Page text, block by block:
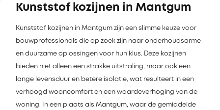
Kunststof kozijnen in Mantgum
Kunststof kozijnen in Mantgum zijn een slimme keuze voor
bouwprofessionals die op zoek zijn naar onderhoudsarme
en duurzame oplossingen voor hun klus. Deze kozijnen
bieden niet alleen een strakke uitstraling, maar ook een
lange levensduur en betere isolatie, wat resulteert in een
verhoogd wooncomfort en een waardeverhoging van de
woning. In een plaats als Mantgum, waar de gemiddelde